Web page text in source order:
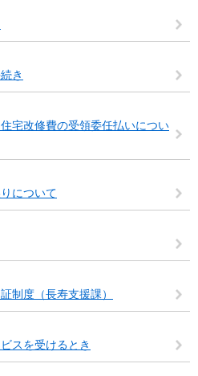
き
宅改修費の受領委任払いについ
について
制度（長寿支援課）
スを受けるとき